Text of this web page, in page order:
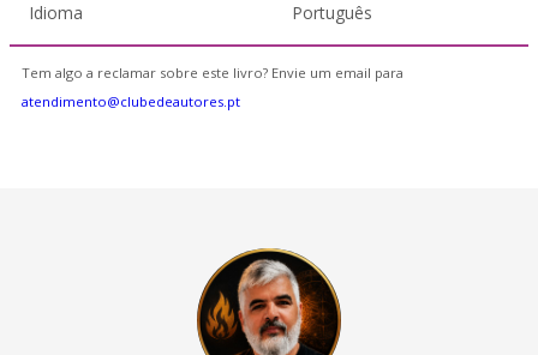
Idioma Português
Tem algo a reclamar sobre este livro? Envie um email para
atendimento@clubedeautores.pt